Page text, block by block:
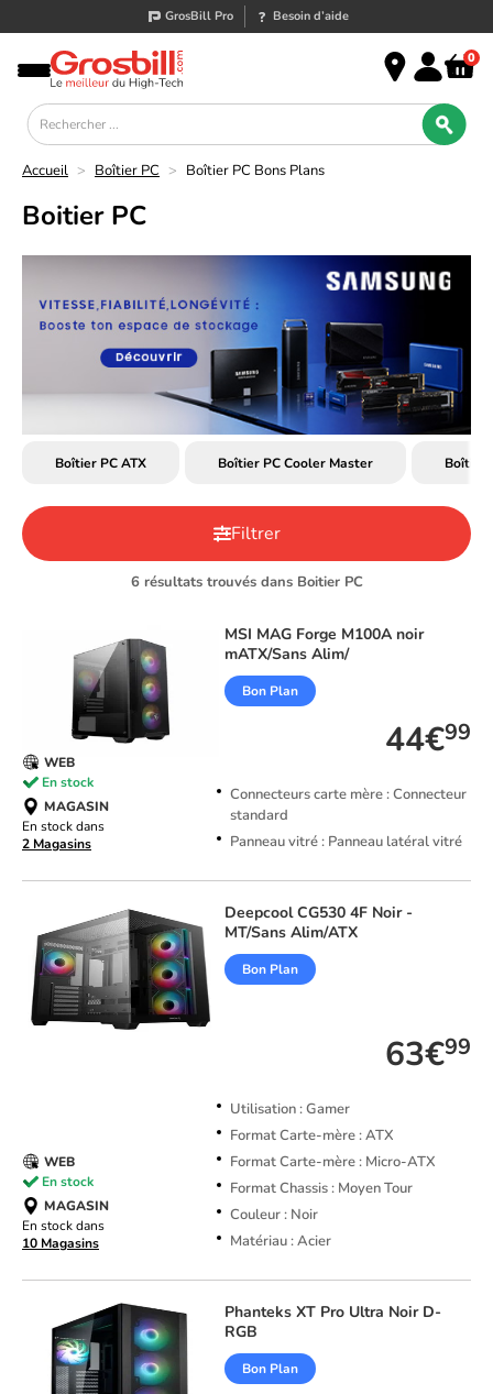
GrosBill Pro Besoin d’aide
0
Accueil > Boîtier PC > Boîtier PC Bons Plans
Boitier PC
Boîtier PC ATX Boîtier PC Cooler Master Boîtier
6 résultats trouvés dans Boitier PC
Filtrer
MSI MAG Forge M100A noir
mATX/Sans Alim/
Bon Plan
44€99
Connecteurs carte mère : Connecteur
standard
Panneau vitré : Panneau latéral vitré
WEB
En stock
MAGASIN
En stock dans
2 Magasins
DeepcoolCG530 4F Noir -
MT/Sans Alim/ATX
Bon Plan
63€99
Utilisation : Gamer
Format Carte-mère : ATX
Format Carte-mère : Micro-ATX
Format Chassis : Moyen Tour
Couleur : Noir
Matériau : Acier
WEB
En stock
MAGASIN
En stock dans
10 Magasins
Phanteks XT Pro Ultra Noir D-
RGB
Bon Plan